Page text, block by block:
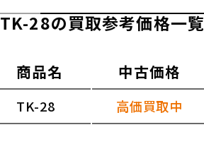
TK-28の買取参考価格一覧
商品名 中古価格
TK-28 高価買取中